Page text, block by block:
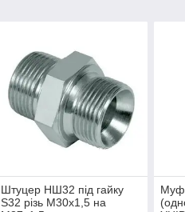
Штуцер НШ32 під гайку
S32 різь М30х1,5 на